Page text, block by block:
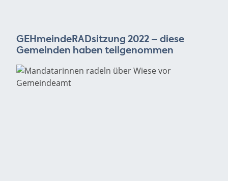
GEHmeindeRADsitzung 2022 – diese
Gemeinden haben teilgenommen